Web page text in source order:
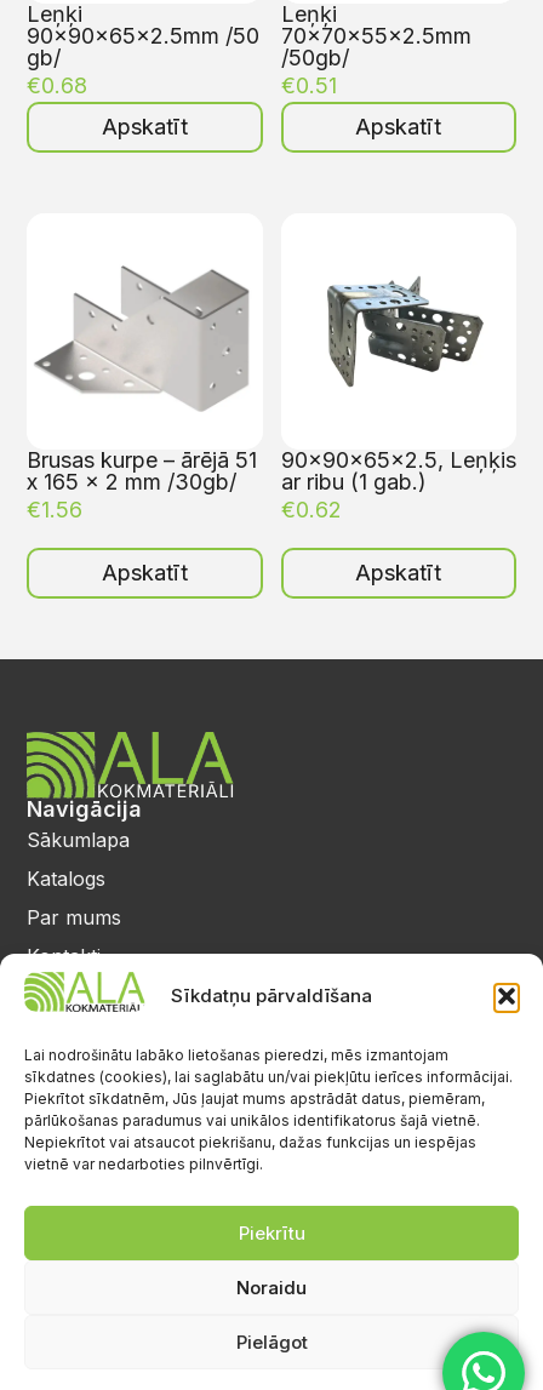
Sīkdatņu pārvaldīšana
Lai nodrošinātu labāko lietošanas pieredzi, mēs izmantojam
sīkdatnes (cookies), lai saglabātu un/vai piekļūtu ierīces informācijai.
Piekrītot sīkdatnēm, Jūs ļaujat mums apstrādāt datus, piemēram,
pārlūkošanas paradumus vai unikālos identifikatorus šajā vietnē.
Nepiekrītot vai atsaucot piekrišanu, dažas funkcijas un iespējas
vietnē var nedarboties pilnvērtīgi.
Piekrītu
Noraidu
Pielāgot
Leņķi
90x90x65x2.5mm /50
gb/
€0.68
Apskatīt
Leņķi
70x70x55x2.5mm
/50gb/
€0.51
Apskatīt
Brusas kurpe – ārējā 51
x 165 x 2 mm /30gb/
€1.56
Apskatīt
90x90x65x2.5, Leņķis
ar ribu (1 gab.)
€0.62
Apskatīt
Navigācija
Sākumlapa
Katalogs
Par mums
Kontakti
Privātuma politika
25 64 17 98
info@alalignea.lv
Daugavas iela 28, Mārupe
Facebook
S.-Sv.: brīvs